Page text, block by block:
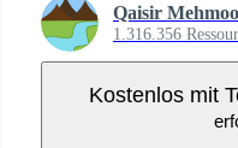
Qaisir
1.316.356
Kostenlos mit